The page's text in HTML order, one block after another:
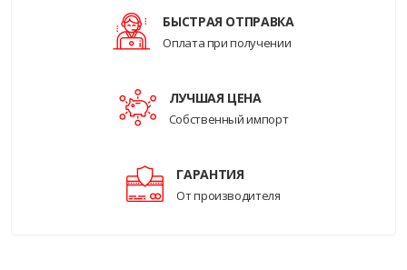
БЫСТРАЯ ОТПРАВКА
Оплата при получении
ЛУЧШАЯ ЦЕНА
Собственный импорт
ГАРАНТИЯ
От производителя